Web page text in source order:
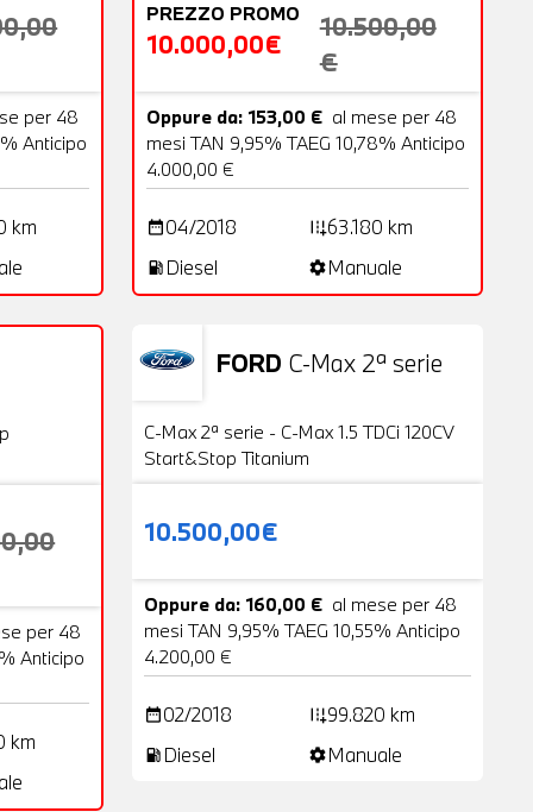
per 48
Anticipo
km
PREZZO PROMO
10.000,00€
10.500,00
€
Oppure da: 153,00 € al mese per 48
mesi TAN 9,95% TAEG 10,78% Anticipo
4.000,00 €
date_range04/2018 add_road63.180 km
local_gas_station Diesel settingsManuale
per 48
Anticipo
km
FORD C-Max 2ª serie
VENDUTA
Usato
C-Max 2ª serie - C-Max 1.5 TDCi 120CV
Start&Stop Titanium
10.500,00€
Oppure da: 160,00 € al mese per 48
mesi TAN 9,95% TAEG 10,55% Anticipo
4.200,00 €
date_range02/2018 add_road99.820 km
local_gas_station Diesel settingsManuale